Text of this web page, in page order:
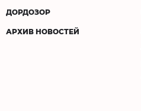
ДОРДОЗОР
АРХИВ НОВОСТЕЙ